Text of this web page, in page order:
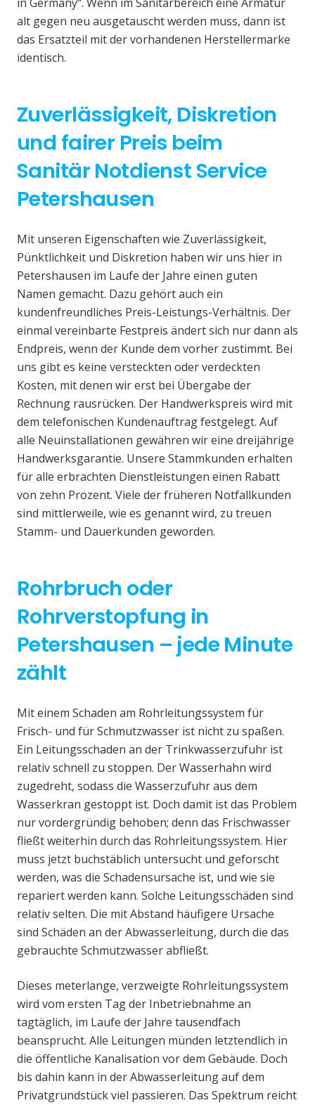
alt gegen neu ausgetauscht werden muss, dann ist
das Ersatzteil mit der vorhandenen Herstellermarke
identisch.
Zuverlässigkeit, Diskretion
und fairer Preis beim
Sanitär Notdienst Service
Petershausen
Mit unseren Eigenschaften wie Zuverlässigkeit,
Pünktlichkeit und Diskretion haben wir uns hier in
Petershausen im Laufe der Jahre einen guten
Namen gemacht. Dazu gehört auch ein
kundenfreundliches Preis-Leistungs-Verhältnis. Der
einmal vereinbarte Festpreis ändert sich nur dann als
Endpreis, wenn der Kunde dem vorher zustimmt. Bei
uns gibt es keine versteckten oder verdeckten
Kosten, mit denen wir erst bei Übergabe der
Rechnung rausrücken. Der Handwerkspreis wird mit
dem telefonischen Kundenauftrag festgelegt. Auf
alle Neuinstallationen gewähren wir eine dreijährige
Handwerksgarantie. Unsere Stammkunden erhalten
für alle erbrachten Dienstleistungen einen Rabatt
von zehn Prozent. Viele der früheren Notfallkunden
sind mittlerweile, wie es genannt wird, zu treuen
Stamm- und Dauerkunden geworden.
Rohrbruch oder
Rohrverstopfung in
Petershausen – jede Minute
zählt
Mit einem Schaden am Rohrleitungssystem für
Frisch- und für Schmutzwasser ist nicht zu spaßen.
Ein Leitungsschaden an der Trinkwasserzufuhr ist
relativ schnell zu stoppen. Der Wasserhahn wird
zugedreht, sodass die Wasserzufuhr aus dem
Wasserkran gestoppt ist. Doch damit ist das Problem
nur vordergründig behoben; denn das Frischwasser
fließt weiterhin durch das Rohrleitungssystem. Hier
muss jetzt buchstäblich untersucht und geforscht
werden, was die Schadensursache ist, und wie sie
repariert werden kann. Solche Leitungsschäden sind
relativ selten. Die mit Abstand häufigere Ursache
sind Schäden an der Abwasserleitung, durch die das
gebrauchte Schmutzwasser abfließt.
Dieses meterlange, verzweigte Rohrleitungssystem
wird vom ersten Tag der Inbetriebnahme an
tagtäglich, im Laufe der Jahre tausendfach
beansprucht. Alle Leitungen münden letztendlich in
die öffentliche Kanalisation vor dem Gebäude. Doch
bis dahin kann in der Abwasserleitung auf dem
Privatgrundstück viel passieren. Das Spektrum reicht